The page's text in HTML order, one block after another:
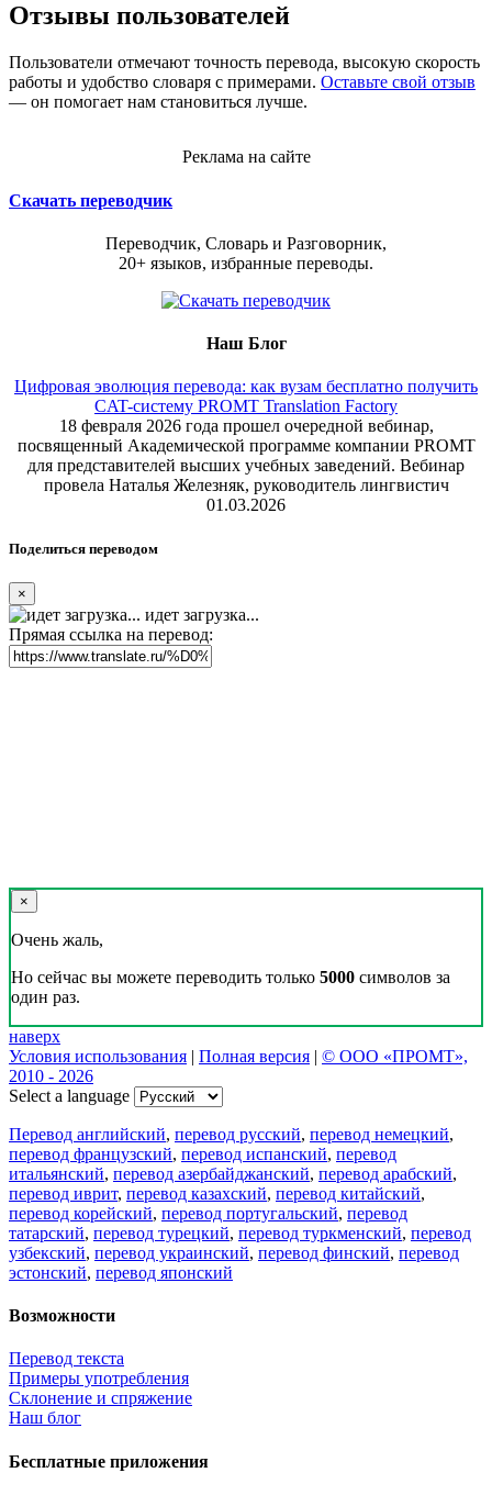
Отзывы пользователей
Пользователи отмечают точность перевода, высокую скорость
работы и удобство словаря с примерами. Оставьте свой отзыв
— он помогает нам становиться лучше.
Реклама на сайте
Скачать переводчик
Переводчик, Словарь и Разговорник,
20+ языков, избранные переводы.
Наш Блог
Цифровая эволюция перевода: как вузам бесплатно получить
CAT-систему PROMT Translation Factory
18 февраля 2026 года прошел очередной вебинар,
посвященный Академической программе компании PROMT
для представителей высших учебных заведений. Вебинар
провела Наталья Железняк, руководитель лингвистич
01.03.2026
Поделиться переводом
×
идет загрузка...
Прямая ссылка на перевод:
×
Очень жаль,
Но сейчас вы можете переводить только 5000 символов за
один раз.
наверх
Условия использования | Полная версия | © ООО «ПРОМТ»,
2010 - 2026
Select a language
Перевод английский, перевод русский, перевод немецкий,
перевод французский, перевод испанский, перевод
итальянский, перевод азербайджанский, перевод арабский,
перевод иврит, перевод казахский, перевод китайский,
перевод корейский, перевод португальский, перевод
татарский, перевод турецкий, перевод туркменский, перевод
узбекский, перевод украинский, перевод финский, перевод
эстонский, перевод японский
Возможности
Перевод текста
Примеры употребления
Склонение и спряжение
Наш блог
Бесплатные приложения